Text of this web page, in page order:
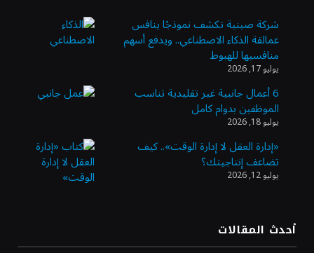
أسعار النفط ترتفع وسط استمرار الغموض بشأن
إعادة فتح مضيق هرمز
10 ملايين ريال لتمكين رواد الأعمال في قطاع
الاستثمار الاجتماعي
«بنك الرياض» يُغلق طرح صكوك الشريحة الأولى
شركة صينية تكشف نموذجًا ينافس
عمالقة الذكاء الاصطناعي.. ويدفع أسهم
منافسيها للهبوط
يوليو 17, 2026
6 أعمال جانبية غير تقليدية تناسب
الموظفين بدوام كامل
يوليو 18, 2026
«إدارة العقل لا إدارة الوقت».. كيف
تضاعف إنتاجيتك؟
يوليو 12, 2026
أحدث المقالات